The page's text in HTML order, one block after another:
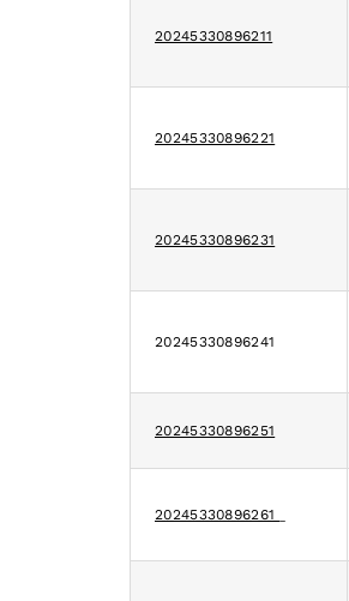
20245330896211
20245330896221
20245330896231
20245330896241
20245330896251
20245330896261